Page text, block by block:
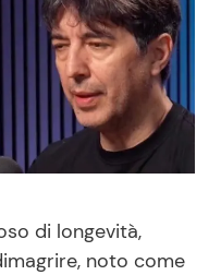
e Ricette
di Cucina
Primi Piatti
di longevità,
noto come